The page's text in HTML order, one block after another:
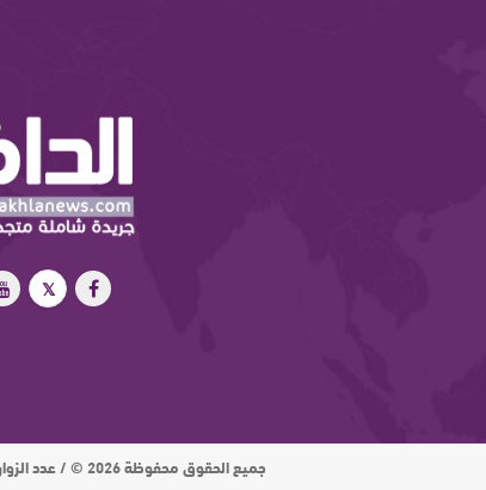
جميع الحقوق محفوظة 2026 © / عدد الزوار اليومي : 15 ألف